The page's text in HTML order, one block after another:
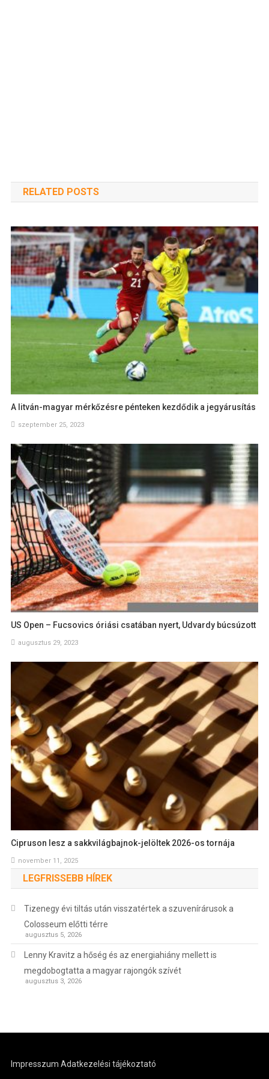
RELATED POSTS
A litván-magyar mérkőzésre pénteken kezdődik a jegyárusítás
szeptember 25, 2023
US Open – Fucsovics óriási csatában nyert, Udvardy búcsúzott
augusztus 29, 2023
Cipruson lesz a sakkvilágbajnok-jelöltek 2026-os tornája
november 11, 2025
LEGFRISSEBB HÍREK
Tizenegy évi tiltás után visszatértek a szuvenírárusok a
Colosseum előtti térre
augusztus 5, 2026
Lenny Kravitz a hőség és az energiahiány mellett is
megdobogtatta a magyar rajongók szívét
augusztus 3, 2026
Impresszum Adatkezelési tájékoztató